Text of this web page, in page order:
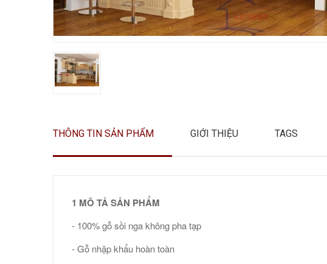
THÔNG TIN SẢN PHẨM GIỚI THIỆU TAGS
1 MÔ TẢ SẢN PHẨM
- 100% gỗ sồi nga không pha tạp
- Gỗ nhập khẩu hoàn toàn